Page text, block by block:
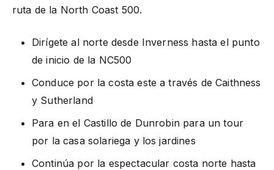
ruta de la North Coast 500.
Dirígete al norte desde Inverness hasta el punto
de inicio de la NC500
Conduce por la costa este a través de Caithness
y Sutherland
Para en el Castillo de Dunrobin para un tour
por la casa solariega y los jardines
Continúa por la espectacular costa norte hasta